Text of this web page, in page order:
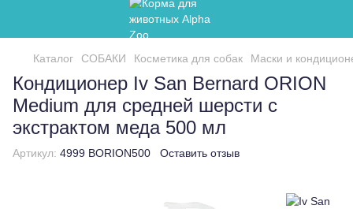
Каталог СОБАКИ Косметика для собак Маски и
Кондиционер Iv San Bernard ORION
Medium для средней шерсти с
экстрактом меда 500 мл
Артикул: 4999 BORION500 Оставить отзыв